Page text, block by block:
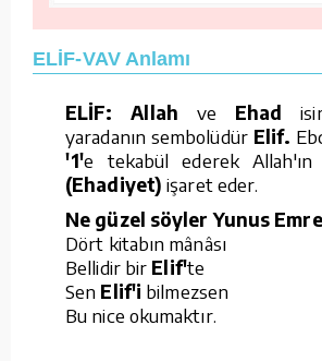
ELİF-VAV Anlamı
ELİF: Allah ve Ehad
yaradanın sembolüdür Elif.
'1'e tekabül ederek Allah'ın
(Ehadiyet) işaret eder.
Ne güzel söyler Yunus
Dört kitabın mânâsı
Bellidir bir Elif'te
Sen Elif'i bilmezsen
Bu nice okumaktır.